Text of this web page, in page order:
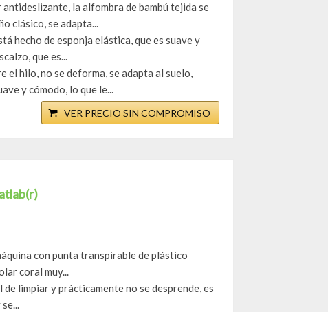
la alfombra de bambú tejida se
clásico, se adapta...
hecho de esponja elástica, que es suave y
que es...
el hilo, no se deforma, se adapta al suelo,
y cómodo, lo que le...
VER PRECIO SIN COMPROMISO
con punta transpirable de plástico
coral muy...
limpiar y prácticamente no se desprende, es